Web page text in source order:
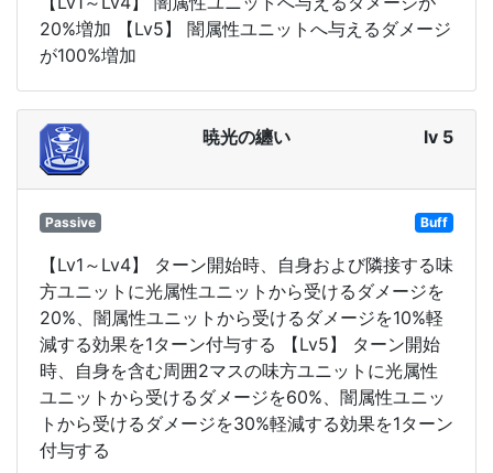
20%増加 【Lv5】 闇属性ユニットへ与えるダメージ
が100%増加
暁光の纏い lv 5
Passive Buff
【Lv1～Lv4】 ターン開始時、自身および隣接する味
方ユニットに光属性ユニットから受けるダメージを
20%、闇属性ユニットから受けるダメージを10%軽
減する効果を1ターン付与する 【Lv5】 ターン開始
時、自身を含む周囲2マスの味方ユニットに光属性
ユニットから受けるダメージを60%、闇属性ユニッ
トから受けるダメージを30%軽減する効果を1ターン
付与する